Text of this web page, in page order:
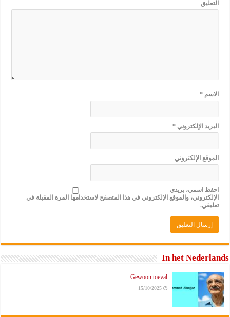
التعليق
الاسم*
البريد الإلكتروني*
الموقع الإلكتروني
احفظ اسمي، بريدي
الإلكتروني، والموقع الإلكتروني في هذا المتصفح لاستخدامها المرة المقبلة في
تعليقي.
In het Nederlands
Gewoon toeval
15/10/2025